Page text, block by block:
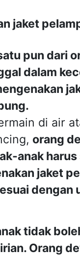
jaket
pun dari
dalam
di air
orang
anak harus
jaket
dengan
tidak
Orang